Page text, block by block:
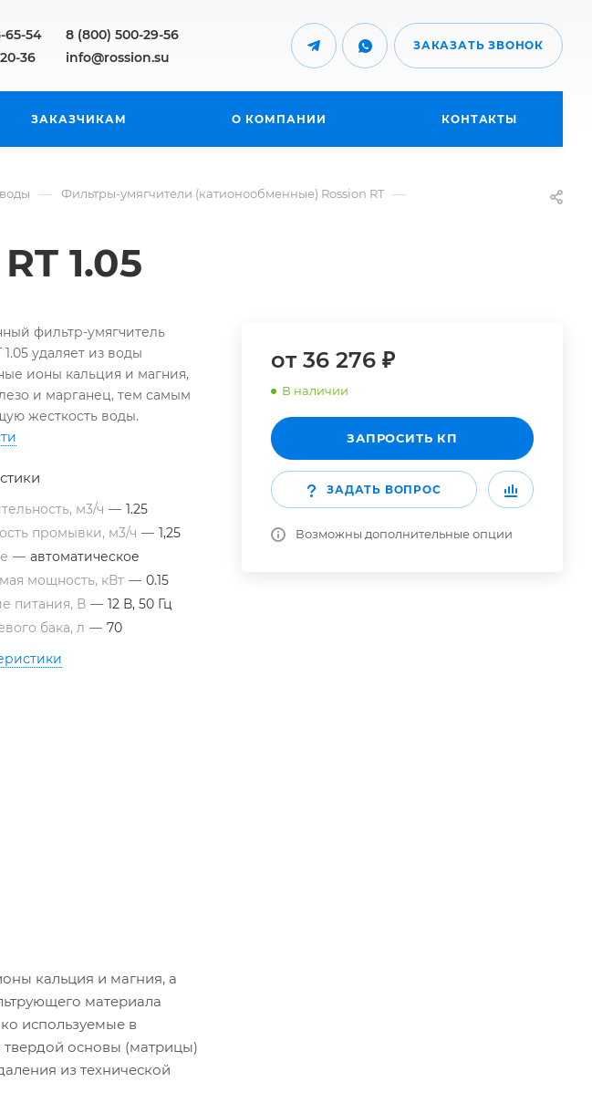
65-54
36
8 (800) 500-29-56
info@rossion.su
ЗАКАЗАТЬ ЗВОНОК
ЗАКАЗЧИКАМ О КОМПАНИИ КОНТАКТЫ
— Фильтры-умягчители (катионообменные) Rossion RT —
1.05
от 36 276 ₽
В наличии
ЗАПРОСИТЬ КП
ЗАДАТЬ ВОПРОС
Возможны дополнительные опции
фильтр-умягчитель
1.05 удаляет из воды
ионы кальция и магния,
и марганец, тем самым
жесткость воды.
м3/ч — 1.25
промывки, м3/ч — 1,25
— автоматическое
мощность, кВт — 0.15
питания, В — 12 В, 50 Гц
бака, л — 70
кальция и магния, а
материала
используемые в
основы (матрицы)
из технической